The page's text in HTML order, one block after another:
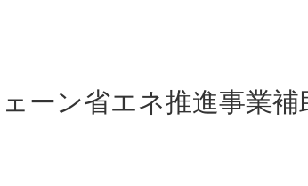
ーン省エネ推進事業補